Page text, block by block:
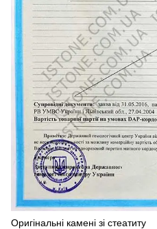
Оригінальні камені зі стеатиту